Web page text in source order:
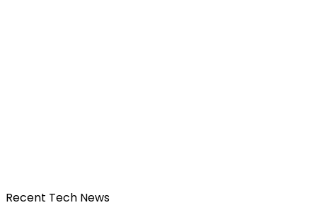
Recent Tech News